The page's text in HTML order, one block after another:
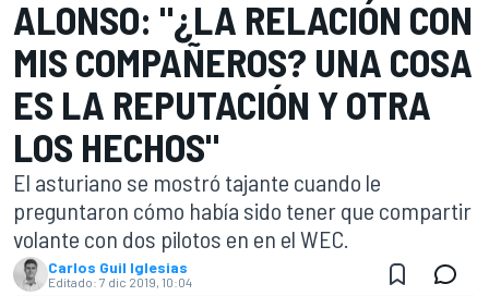
ALONSO: "¿LA RELACIÓN CON
MIS COMPAÑEROS? UNA COSA
ES LA REPUTACIÓN Y OTRA
LOS HECHOS"
El asturiano se mostró tajante cuando le
preguntaron cómo había sido tener que compartir
volante con dos pilotos en en el WEC.
Carlos Guil Iglesias
Editado: 7 dic 2019, 10:04